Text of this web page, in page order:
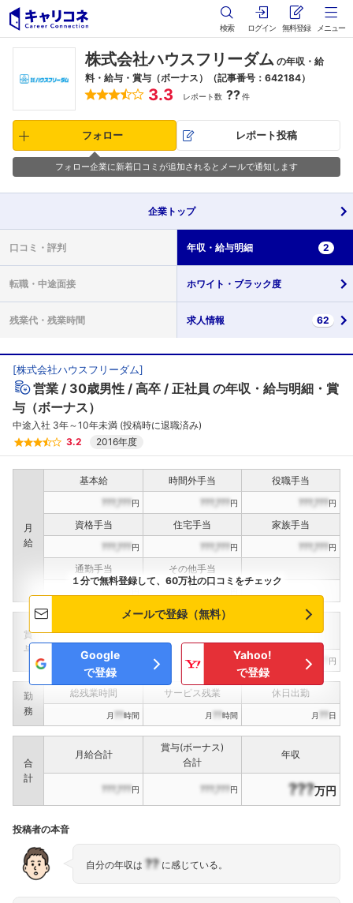
検索 ログイン 無料登録 メニュー
株式会社ハウスフリーダム の年収・給
料・給与・賞与（ボーナス）（記事番号：642184）
3.3 レポート数 ??件
フォロー レポート投稿
フォロー企業に新着口コミが追加されるとメールで通知します
企業 トップ
口コミ・ 評判 年収・ 給与明細 2
転職・ 中途面接 ホワイト・ ブラック度
残業代・ 残業時間 求人情報 62
[株式会社ハウスフリーダム]
営業 30歳男性 高卒 正社員 の年収・給与明細・賞
与（ボーナス）
中途入社 3年～10年未満 (投稿時に退職済み)
3.2
2016年度
月
給
基本給 時間外手当
役職手当
???,???円 ???,???円 ???,???円
資格手当 住宅手当
家族手当
???,???円 ???,???円 ???,???円
通勤手当
その他手当
賞
与
インセンティブ賞与
決算賞与
???,??? ???,??? 円 ???,??? 円
勤
務
総残業時間 サービス残業 休日出勤
月 ??時間 月 ??時間 月 ??日
合
計
月給合計
賞与(ボーナス)
合計
年収
???,???円 ???,???円 ???万円
１分で無料登録して、60万社の口コミをチェック
メールで登録（無料）
Google
で登録
Yahoo!
で登録
投稿者の本音
自分の年収は ??に感じている。